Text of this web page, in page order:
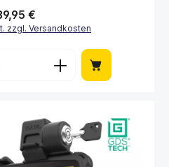
Preis:
€
zzgl. Versandkosten
Gib den gewünschten